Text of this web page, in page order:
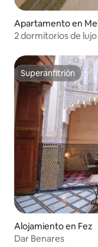
Apartamento en
2 dormitorios de lujo
Superanfitrión
Superanfitrión
Alojamiento en Fez
Dar Benares